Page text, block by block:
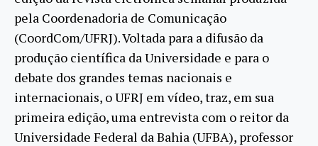
pela Coordenadoria de Comunicação
(CoordCom/UFRJ). Voltada para a difusão da
produção científica da Universidade e para o
debate dos grandes temas nacionais e
internacionais, o UFRJ em vídeo, traz, em sua
primeira edição, uma entrevista com o reitor da
Universidade Federal da Bahia (UFBA), professor